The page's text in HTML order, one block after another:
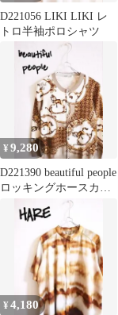
D221056 LIKI LIKI レ
トロ半袖ポロシャツ
¥9,280
D221390 beautiful people
ロッキングホースカー
¥4,180